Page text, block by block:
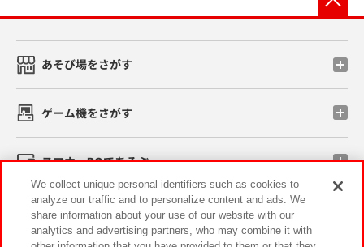
あそび場をさがす
ゲーム機をさがす
スマホ・PCであそぶ
イベント・キャンペーン
We collect unique personal identifiers such as cookies to
analyze our traffic and to personalize content and ads. We
share information about your use of our website with our
analytics and advertising partners, who may combine it with